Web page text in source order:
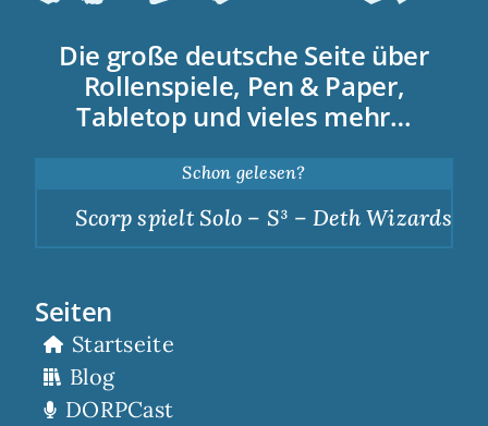
Die große deutsche Seite über
Rollenspiele, Pen & Paper,
Tabletop und vieles mehr…
Schon gelesen?
Scorp spielt Solo – S³ – Deth Wizards –
Seiten
Startseite
Blog
DORPCast